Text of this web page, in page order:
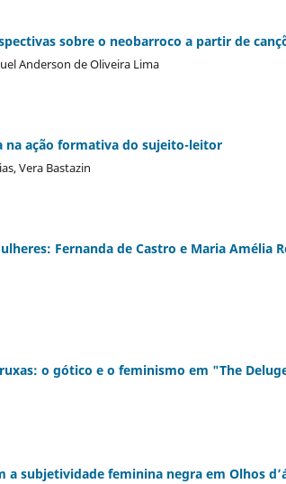
sobre o neobarroco a partir de
Anderson de Oliveira Lima
na ação formativa do sujeito-leitor
Vera Bastazin
Fernanda de Castro e Maria Amélia
o gótico e o feminismo em "The
subjetividade feminina negra em Olhos